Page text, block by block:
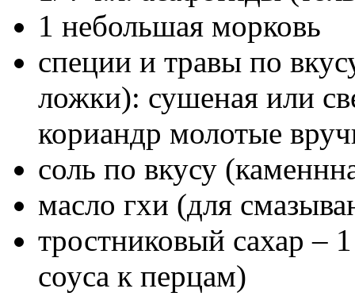
1 небольшая морковь
специи и травы по
ложки): сушеная или
кориандр молотые
соль по вкусу
масло гхи (для
тростниковый сахар –
соуса к перцам)